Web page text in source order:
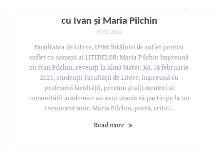
cu Ivan și Maria Pilchin
19.02.2021
Facultatea de Litere, USM: Întâlniri de suflet pentru
suflet cu oameni ai LITERELOR: Maria Pilchin împreună
cu Ivan Pilchin, reveniți la Alma Mater. Joi, 18 februarie
2021, studenții Facultății de Litere, împreună cu
profesorii facultății, precum și alți membri ai
comunității academice au avut ocazia să participe la un
eveniment unic. Maria Pilchin, poetă, critic…
Read more